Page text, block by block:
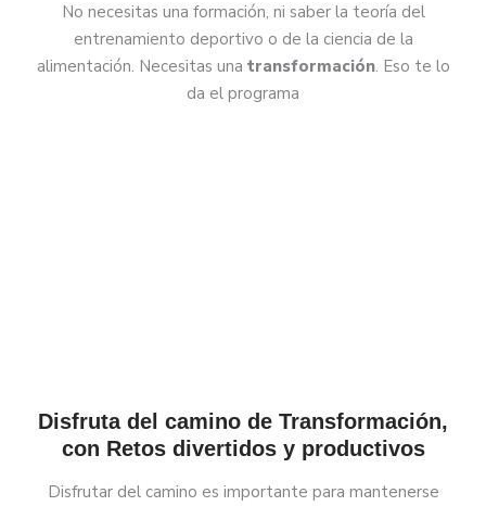
No necesitas una formación, ni saber la teoría del
entrenamiento deportivo o de la ciencia de la
alimentación. Necesitas una transformación. Eso te lo
da el programa
Disfruta del camino de Transformación,
con Retos divertidos y productivos
Disfrutar del camino es importante para mantenerse